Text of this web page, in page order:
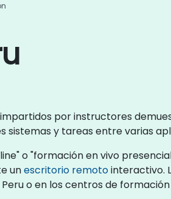
por instructores
y tareas entre varias
o "formación en vivo
unescritorio remotointeractivo.
o en los centros de